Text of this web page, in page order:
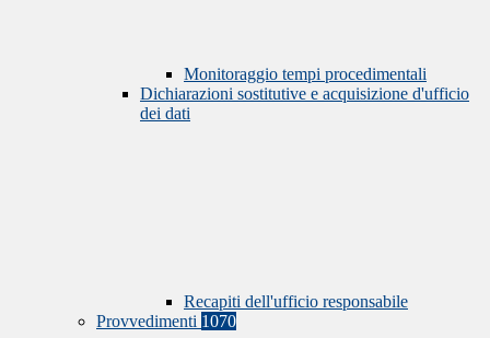
Monitoraggio tempi procedimentali
Dichiarazioni sostitutive e acquisizione d'ufficio
dei dati
Recapiti dell'ufficio responsabile
Provvedimenti 1070